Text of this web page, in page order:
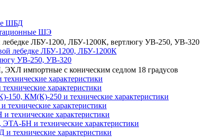
ШБД
ШЭ
лебедке ЛБУ-1200, ЛБУ-1200К, вертлюгу УВ-250, УВ-320
лебедке ЛБУ-1200, ЛБУ-1200К
УВ-250, УВ-320
импортные с коническим седлом 18 градусов
характеристики
характеристики
150, КМ(К)-250 и технические характеристики
технические характеристики
технические характеристики
БН и технические характеристики
технические характеристики